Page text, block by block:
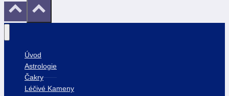
Úvod
Astrologie
Čakry
Léčivé Kameny